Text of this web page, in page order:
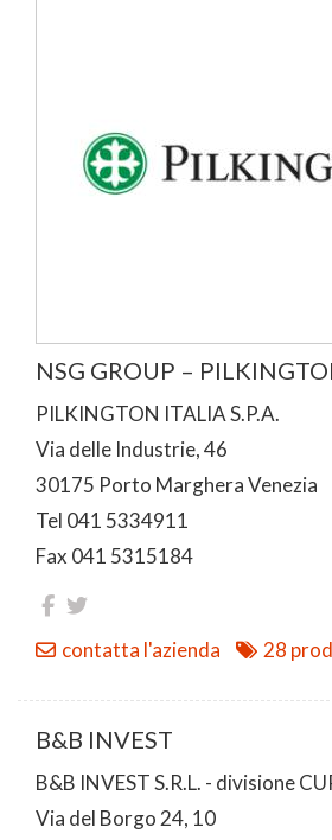
NSG GROUP –
PILKINGTON ITALIA S.P.A.
Via delle Industrie, 46
30175 Porto Marghera Venezia
Tel 041 5334911
Fax 041 5315184
contatta l'azienda 28
B&B INVEST
B&B INVEST S.R.L. - divisione
Via del Borgo 24, 10